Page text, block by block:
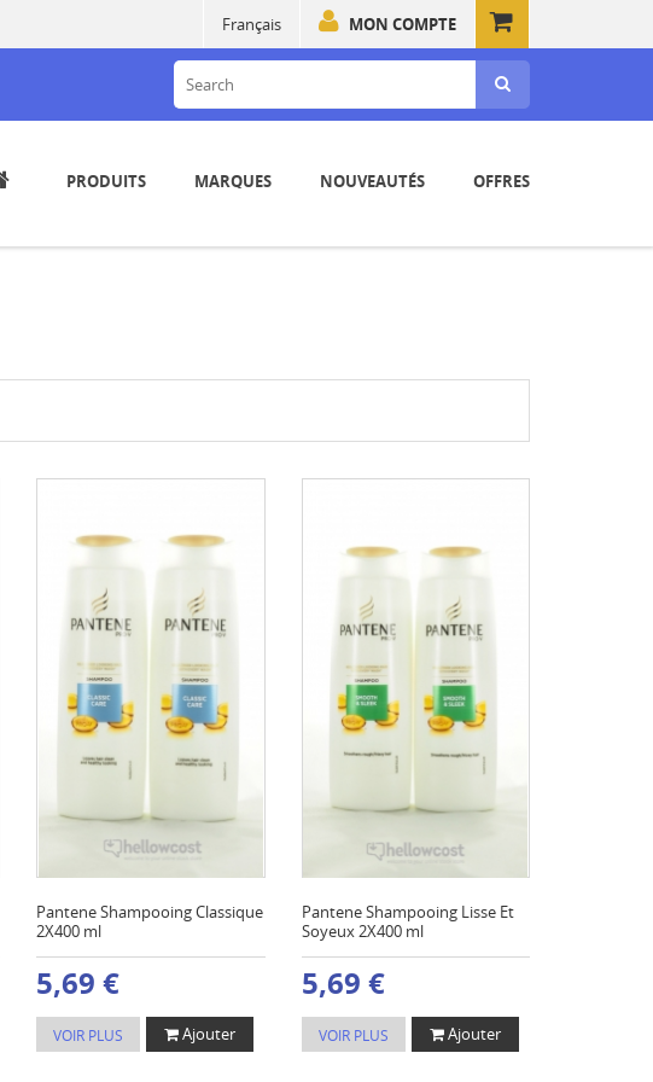
MON COMPTE
Français
PRODUITS MARQUES NOUVEAUTÉS OFFRES
Pantene Shampooing Classique
2X400 ml
5,69 €
VOIR PLUS Ajouter
Pantene Shampooing Lisse Et
Soyeux 2X400 ml
5,69 €
VOIR PLUS Ajouter